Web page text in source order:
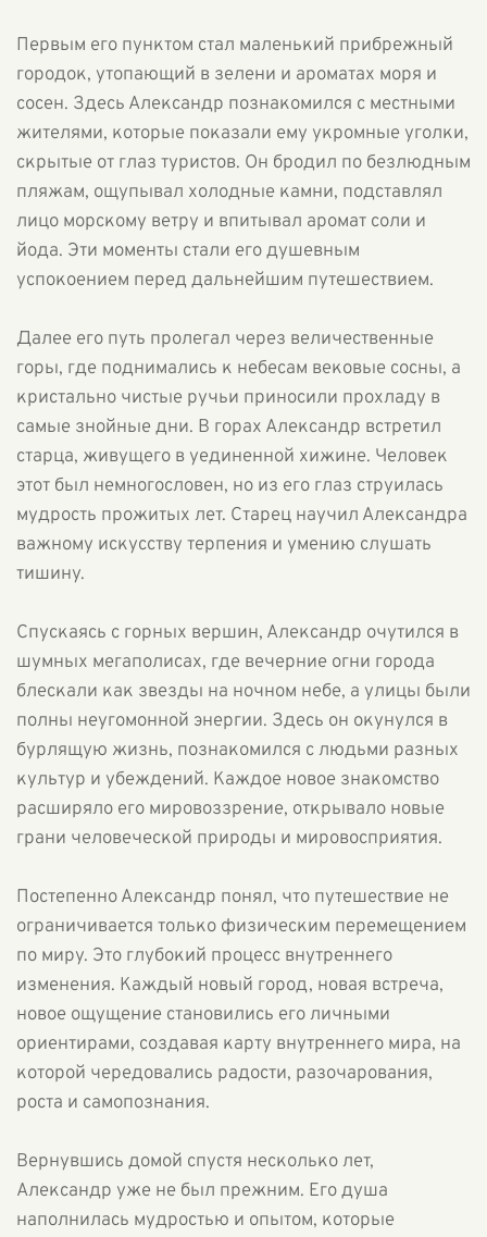
Первым его пунктом стал маленький прибрежный
городок, утопающий в зелени и ароматах моря и
сосен. Здесь Александр познакомился с местными
жителями, которые показали ему укромные уголки,
скрытые от глаз туристов. Он бродил по безлюдным
пляжам, ощупывал холодные камни, подставлял
лицо морскому ветру и впитывал аромат соли и
йода. Эти моменты стали его душевным
успокоением перед дальнейшим путешествием.
Далее его путь пролегал через величественные
горы, где поднимались к небесам вековые сосны, а
кристально чистые ручьи приносили прохладу в
самые знойные дни. В горах Александр встретил
старца, живущего в уединенной хижине. Человек
этот был немногословен, но из его глаз струилась
мудрость прожитых лет. Старец научил Александра
важному искусству терпения и умению слушать
тишину.
Спускаясь с горных вершин, Александр очутился в
шумных мегаполисах, где вечерние огни города
блескали как звезды на ночном небе, а улицы были
полны неугомонной энергии. Здесь он окунулся в
бурлящую жизнь, познакомился с людьми разных
культур и убеждений. Каждое новое знакомство
расширяло его мировоззрение, открывало новые
грани человеческой природы и мировосприятия.
Постепенно Александр понял, что путешествие не
ограничивается только физическим перемещением
по миру. Это глубокий процесс внутреннего
изменения. Каждый новый город, новая встреча,
новое ощущение становились его личными
ориентирами, создавая карту внутреннего мира, на
которой чередовались радости, разочарования,
роста и самопознания.
Вернувшись домой спустя несколько лет,
Александр уже не был прежним. Его душа
наполнилась мудростью и опытом, которые